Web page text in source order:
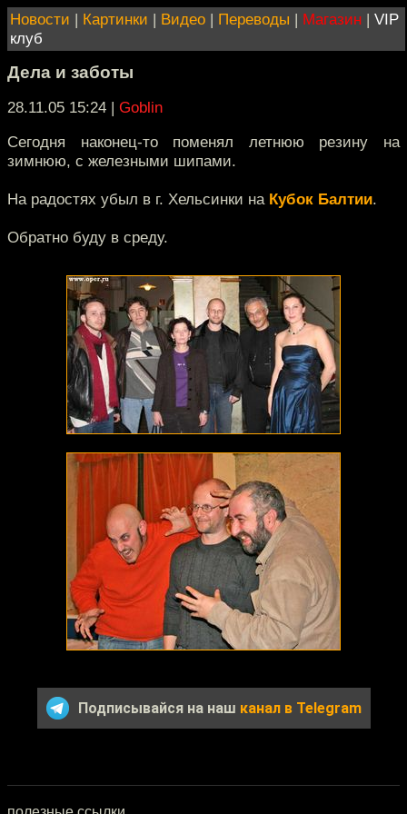
Новости | Картинки | Видео | Переводы | Магазин | VIP
клуб
Дела и заботы
28.11.05 15:24 | Goblin
Сегодня наконец-то поменял летнюю резину на
зимнюю, с железными шипами.
На радостях убыл в г. Хельсинки на Кубок Балтии.
Обратно буду в среду.
Подписывайся на наш канал в Telegram